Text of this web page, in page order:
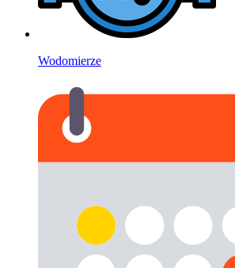
Wodomierze